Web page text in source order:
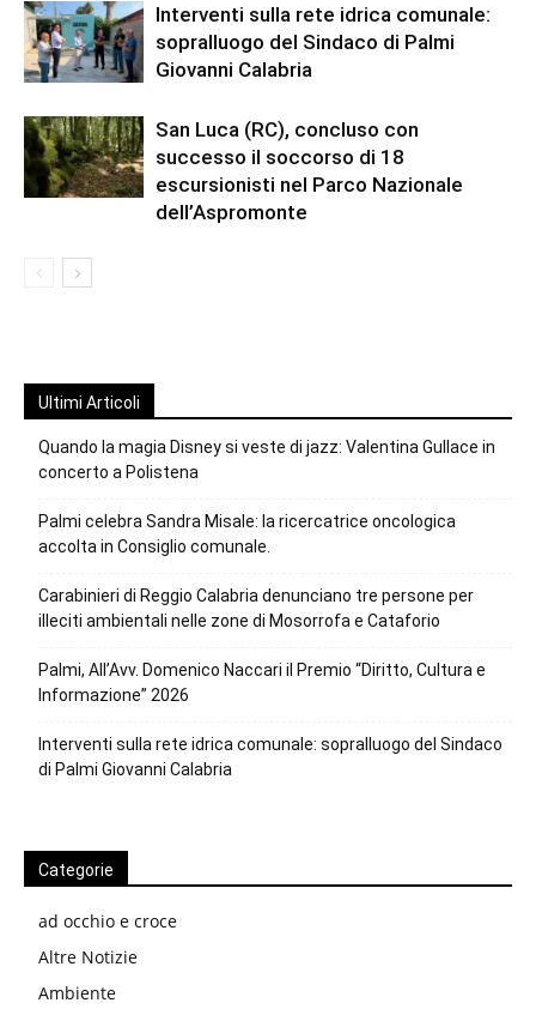
Interventi sulla rete idrica comunale:
sopralluogo del Sindaco di Palmi
Giovanni Calabria
San Luca (RC), concluso con
successo il soccorso di 18
escursionisti nel Parco Nazionale
dell’Aspromonte
Ultimi Articoli
Quando la magia Disney si veste di jazz: Valentina Gullace in
concerto a Polistena
Palmi celebra Sandra Misale: la ricercatrice oncologica
accolta in Consiglio comunale.
Carabinieri di Reggio Calabria denunciano tre persone per
illeciti ambientali nelle zone di Mosorrofa e Cataforio
Palmi, All’Avv. Domenico Naccari il Premio “Diritto, Cultura e
Informazione” 2026
Interventi sulla rete idrica comunale: sopralluogo del Sindaco
di Palmi Giovanni Calabria
Categorie
ad occhio e croce
Altre Notizie
Ambiente